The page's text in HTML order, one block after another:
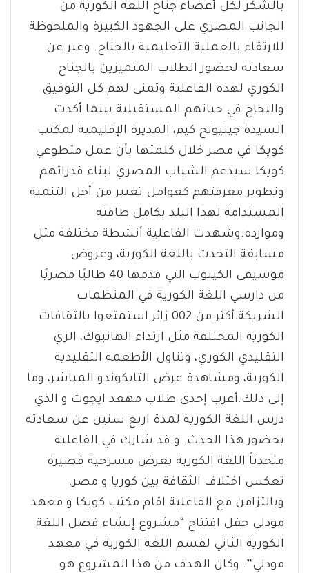
بالشكر لكل أعضاء جناح اللغة الكورية من
الجانب المصري على الجهود الكبيرة والملحوظة
للارتقاء بالعملية التعليمية بالجناح. وعبر عن
سعادته لحضور الطلاب المتميزين بالجناح
الكوري لهذه الفاعلية وتمنى لهم كل التوفيق
والنجاح في حياتهم المستقبلية.بينما أكدت
السيدة جينيونج كيم، المديرة الإقليمية لمكتب
كويكا في مصر خلال كلمتها بأن عمل متطوعي
كويكا سيدعم الشباب المصري لبناء قدراتهم
وتطوير معرفتهم كعوامل تغيير من أجل التنمية
المستدامة لهذا البلد بكامل طاقته
وموارده.وشهدت الفاعلية أنشطة مختلفة مثل
مسابقة التحدث باللغة الكورية، وعروض
موسيقى الكيبوب التي قدمها 40 طالبًا مصريًا
من دارسي اللغة الكورية في المنظمات
الشريكة.أكثر من 002 زائر استمتعوا بالثقافات
الكورية المختلفة مثل ارتداء الهانبوك، الزي
التقليدي الكوري، وتناول الأطعمة التقليدية
الكورية، ومشاهدة عرض التايكوندو المباشر، وما
إلى ذلك.أعرب إحدى طلاب مهعد ايجوث و الذي
درس اللغة الكورية لمدة اربع سنين عن سعادته
بحضور هذا الحدث. و قد شارك في الفاعلية
متحدثاً اللغة الكورية بعرض مسرحية قصيرة
تعكس اختلاف الثقافة بين كوريا و مصر.
وبالتزامن مع الفاعلية اقام مكتب كويكا و معهد
مودلي حفل افتتاح “مشروع إنشاء فصل اللغة
الكورية الثاني لقسم اللغة الكورية في معهد
مودلي”. وكان الهدف من هذا المشروع هو